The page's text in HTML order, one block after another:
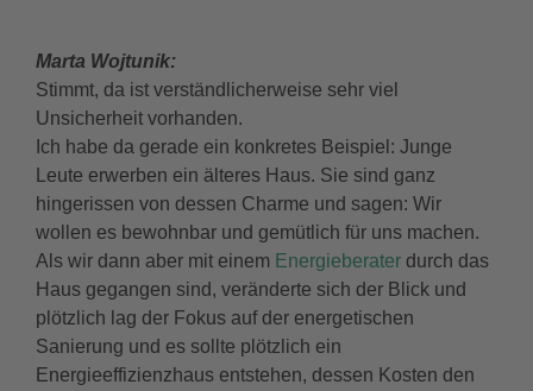
Marta Wojtunik:
Stimmt, da ist verständlicherweise sehr viel
Unsicherheit vorhanden.
Ich habe da gerade ein konkretes Beispiel: Junge
Leute erwerben ein älteres Haus. Sie sind ganz
hingerissen von dessen Charme und sagen: Wir
wollen es bewohnbar und gemütlich für uns machen.
Als wir dann aber mit einem Energieberater durch das
Haus gegangen sind, veränderte sich der Blick und
plötzlich lag der Fokus auf der energetischen
Sanierung und es sollte plötzlich ein
Energieeffizienzhaus entstehen, dessen Kosten den